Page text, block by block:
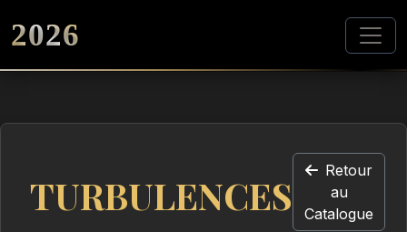
2026
TURBULENCES
Retour
au
Catalogue